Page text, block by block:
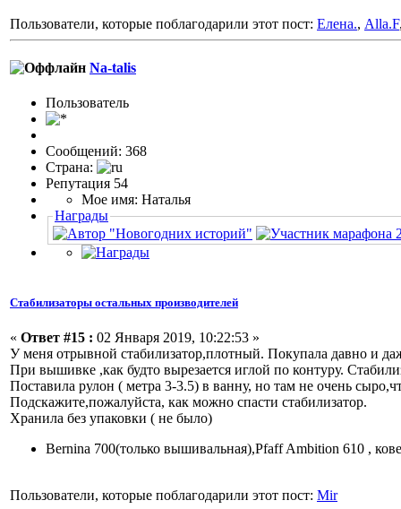
Пользователи, которые поблагодарили этот пост: Елена., Alla.F
Na-talis
Пользовaтeль
Сообщений: 368
Страна:
Репутация 54
Мое имя: Наталья
Награды
Стабилизаторы остальных производителей
« Ответ #15 : 02 Января 2019, 10:22:53 »
У меня отрывной стабилизатор,плотный. Покупала давно и
При вышивке ,как будто вырезается иглой по контуру.
Поставила рулон ( метра 3-3.5) в ванну, но там не очень
Подскажите,пожалуйста, как можно спасти стабилизатор.
Хранила без упаковки ( не было)
Bernina 700(только вышивальная),Pfaff Ambition 610 ,
Пользователи, которые поблагодарили этот пост: Mir